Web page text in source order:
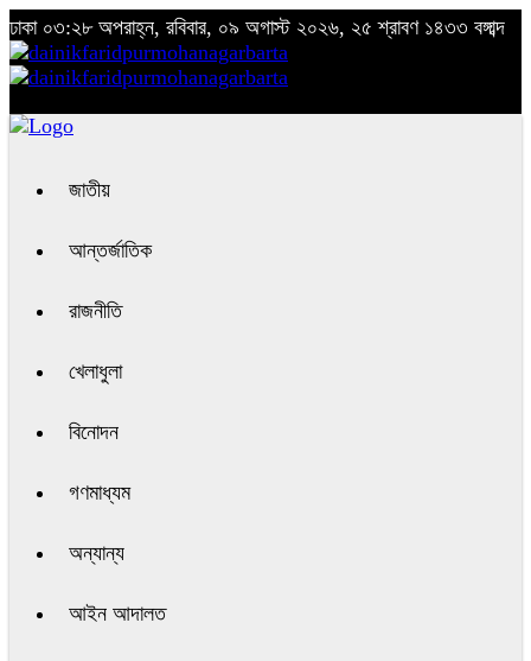
ঢাকা ০৩:২৮ অপরাহ্ন, রবিবার, ০৯ অগাস্ট ২০২৬, ২৫ শ্রাবণ ১৪৩৩ বঙ্গাব্দ
জাতীয়
আন্তর্জাতিক
রাজনীতি
খেলাধুলা
বিনোদন
গণমাধ্যম
অন্যান্য
আইন আদালত